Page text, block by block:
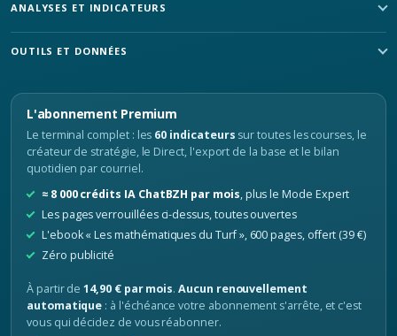
ANALYSES ET INDICATEURS
OUTILS ET DONNÉES
L'abonnement Premium
Le terminal complet : les 60 indicateurs sur toutes les courses, le
créateur de stratégie, le Direct, l'export de la base et le bilan
quotidien par courriel.
≈ 8 000 crédits IA ChatBZH par mois, plus le Mode Expert
Les pages verrouillées ci-dessus, toutes ouvertes
L'ebook « Les mathématiques du Turf », 600 pages, offert (39 €)
Zéro publicité
À partir de14,90 € par mois.Aucun renouvellement
automatique : à l'échéance votre abonnement s'arrête, et c'est
vous qui décidez de vous réabonner.